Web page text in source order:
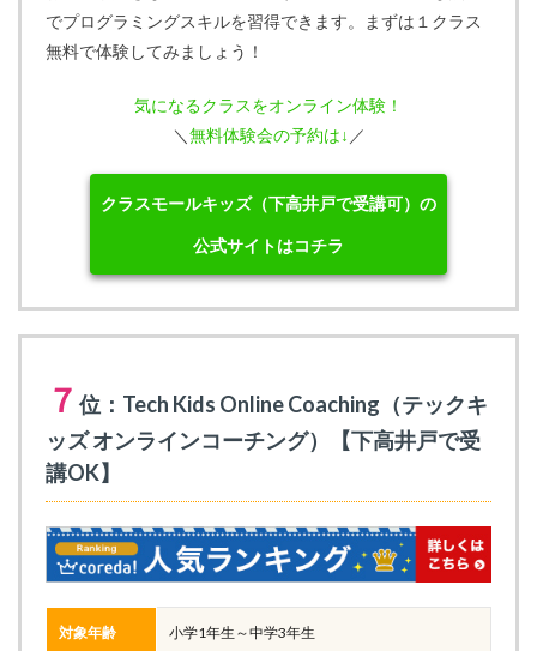
でプログラミングスキルを習得できます。まずは１クラス
無料で体験してみましょう！
気になるクラスをオンライン体験！
＼ 無料体験会の予約は↓ ／
クラスモールキッズ（下高井戸で受講可）の
公式サイトはコチラ
７ 位：Tech Kids Online Coaching（テックキ
ッズ オンラインコーチング）【下高井戸で受
講OK】
対象年齢 小学1年生～中学3年生